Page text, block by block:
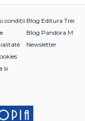
condiții
si
Blog Editura Trei
Blog Pandora M
Newsletter